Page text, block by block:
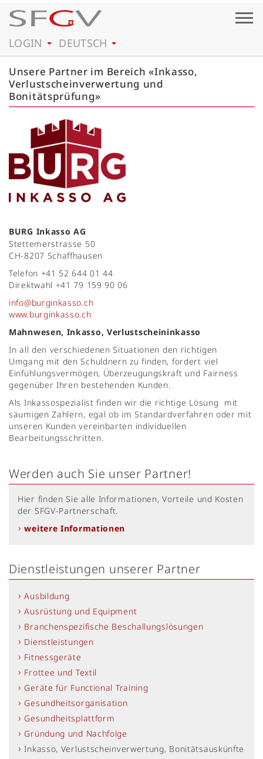
LOGIN DEUTSCH
Unsere Partner im Bereich «Inkasso,
Verlustscheinverwertung und
Bonitätsprüfung»
BURG Inkasso AG
Stettemerstrasse 50
CH-8207 Schaffhausen
Telefon +41 52 644 01 44
Direktwahl +41 79 159 90 06
info@burginkasso.ch
www.burginkasso.ch
Mahnwesen, Inkasso, Verlustscheininkasso
In all den verschiedenen Situationen den richtigen
Umgang mit den Schuldnern zu finden, fordert viel
Einfühlungsvermögen, Überzeugungskraft und Fairness
gegenüber Ihren bestehenden Kunden.
Als Inkassospezialist finden wir die richtige Lösung mit
säumigen Zahlern, egal ob im Standardverfahren oder mit
unseren Kunden vereinbarten individuellen
Bearbeitungsschritten.
Werden auch Sie unser Partner!
Hier finden Sie alle Informationen, Vorteile und Kosten
der SFGV-Partnerschaft.
weitere Informationen
Dienstleistungen unserer Partner
Ausbildung
Ausrüstung und Equipment
Branchenspezifische Beschallungslösungen
Dienstleistungen
Fitnessgeräte
Frottee und Textil
Geräte für Functional Training
Gesundheitsorganisation
Gesundheitsplattform
Gründung und Nachfolge
Inkasso, Verlustscheinverwertung, Bonitätsauskünfte